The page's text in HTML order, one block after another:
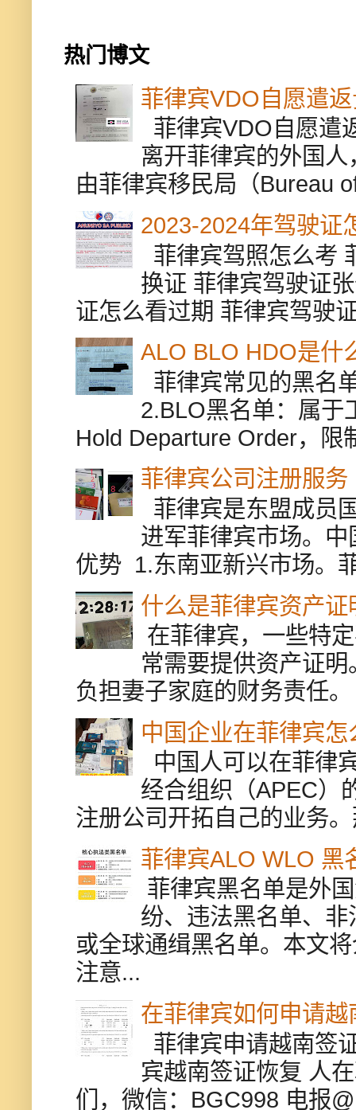
热门博文
菲律宾VDO自愿遣
菲律宾VDO自愿遣
离开菲律宾的外国
由菲律宾移民局（Bureau
2023-2024年驾驶证
菲律宾驾照怎么考
换证 菲律宾驾驶证
证怎么看过期 菲律宾驾驶
ALO BLO HDO是什
菲律宾常见的黑名
2.BLO黑名单：属于
Hold Departure Order，限
菲律宾公司注册服务
菲律宾是东盟成员
进军菲律宾市场。
优势 1.东南亚新兴市场。
什么是菲律宾资产证
在菲律宾，一些特
常需要提供资产证
负担妻子家庭的财务责任
中国企业在菲律宾怎
中国人可以在菲律
经合组织（APEC）
注册公司开拓自己的业务
菲律宾ALO WLO 黑
菲律宾黑名单是外
纷、违法黑名单、
或全球通缉黑名单。本文
注意...
在菲律宾如何申请越
菲律宾申请越南签
宾越南签证恢复 人
们，微信：BGC998 电报